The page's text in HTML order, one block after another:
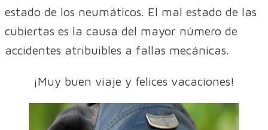
estado de los neumáticos. El mal estado de las
cubiertas es la causa del mayor número de
accidentes atribuibles a fallas mecánicas.
¡Muy buen viaje y felices vacaciones!